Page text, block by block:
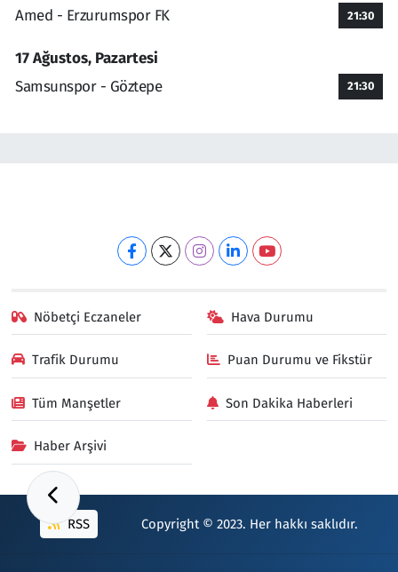
Amed - Erzurumspor FK 21:30
17 Ağustos, Pazartesi
Samsunspor - Göztepe
21:30
Nöbetçi Eczaneler Hava Durumu
Trafik Durumu Puan Durumu ve Fikstür
Tüm Manşetler Son Dakika Haberleri
Haber Arşivi
RSS Copyright © 2023. Her hakkı saklıdır.